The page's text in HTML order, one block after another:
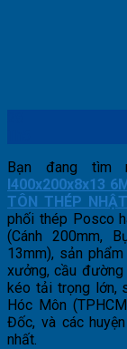
Bạn đang tìm
I400x200x8x13
TÔN THÉP
phối thép Posco
(Cánh 200mm,
13mm), sản
xưởng, cầu
kéo tải trọng lớn,
Hóc Môn
Đốc, và các
nhất.